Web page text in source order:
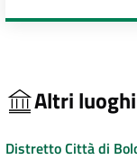
Altri
Distretto Città di